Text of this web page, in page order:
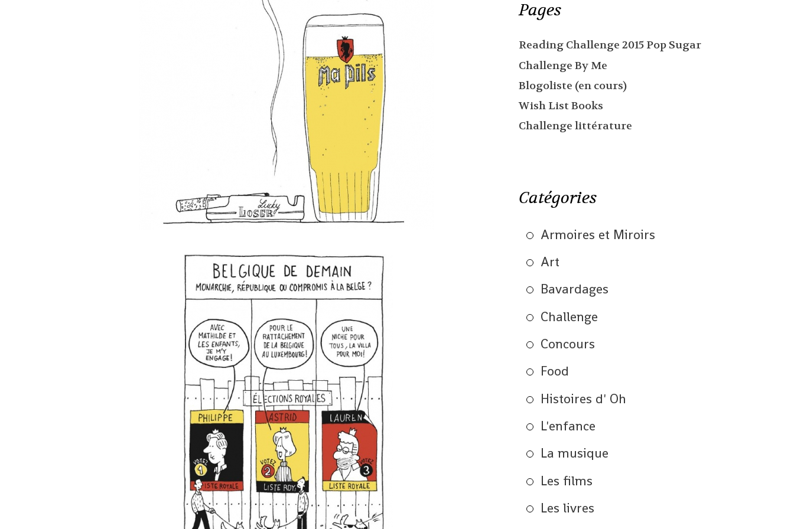
Pages
Reading Challenge 2015 Pop Sugar
Challenge By Me
Blogoliste (en cours)
Wish List Books
Challenge littérature
Catégories
Armoires et Miroirs
Art
Bavardages
Challenge
Concours
Food
Histoires d' Oh
L'enfance
La musique
Les films
Les livres